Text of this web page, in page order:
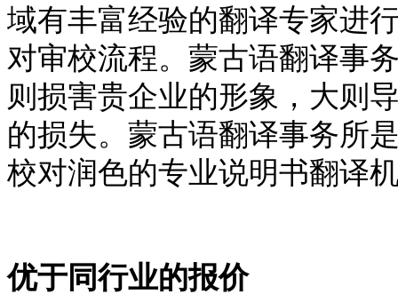
域有丰富经验的翻译专家进
对审校流程。蒙古语翻译事
则损害贵企业的形象，大则
的损失。蒙古语翻译事务所
校对润色的专业说明书翻译
优于同行业的报价